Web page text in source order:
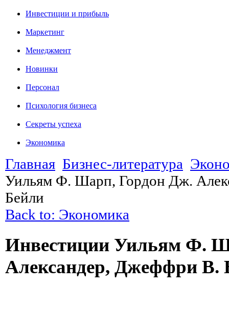
Инвестиции и прибыль
Маркетинг
Менеджмент
Новинки
Персонал
Психология бизнеса
Секреты успеха
Экономика
Главная Бизнес-литература
Уильям Ф. Шарп, Гордон Дж.
Бейли
Back to: Экономика
Инвестиции Уильям Ф.
Александер, Джеффри В.